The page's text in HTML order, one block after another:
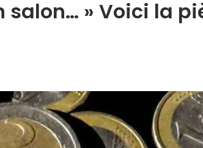
salon… » Voici la